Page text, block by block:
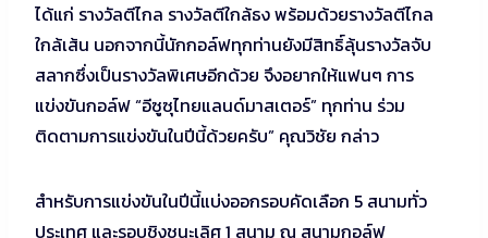
ได้แก่ รางวัลตีไกล รางวัลตีใกล้ธง พร้อมด้วยรางวัลตีไกล
ใกล้เส้น นอกจากนี้นักกอล์ฟทุกท่านยังมีสิทธิ์ลุ้นรางวัลจับ
สลากซึ่งเป็นรางวัลพิเศษอีกด้วย จึงอยากให้แฟนๆ การ
แข่งขันกอล์ฟ “อีซูซุไทยแลนด์มาสเตอร์” ทุกท่าน ร่วม
ติดตามการแข่งขันในปีนี้ด้วยครับ” คุณวิชัย กล่าว
สำหรับการแข่งขันในปีนี้แบ่งออกรอบคัดเลือก 5 สนามทั่ว
ประเทศ และรอบชิงชนะเลิศ 1 สนาม ณ สนามกอล์ฟ